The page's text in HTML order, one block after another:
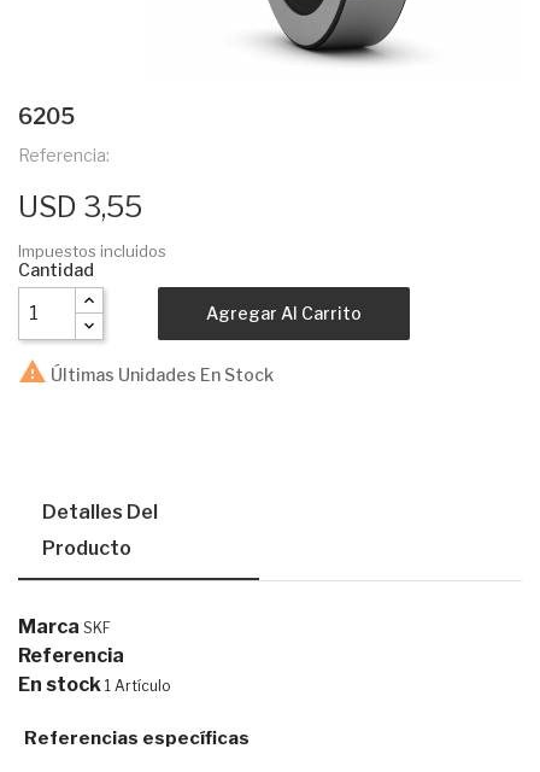
6205
Referencia:
USD 3,55
Impuestos incluidos
Cantidad
Agregar Al Carrito
 Últimas Unidades En Stock
Detalles Del
Producto
Marca SKF
Referencia
En stock 1 Artículo
Referencias específicas